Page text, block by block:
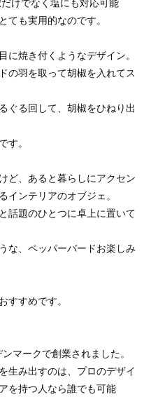
けでなく塩にも対応可能
ても実用的なのです。
に焼き付くようなデザイン。
の羽を取って胡椒を入れてス
ぐる回して、胡椒をひねり出
す。
ど、あると暮らしにアクセン
インテリアのオブジェ。
話題のひとつに卓上に置いて
な、ペッパーバードお楽しみ
すすめです。
マークで創業されました。
生み出すのは、プロのデザイ
を持つ人なら誰でも可能